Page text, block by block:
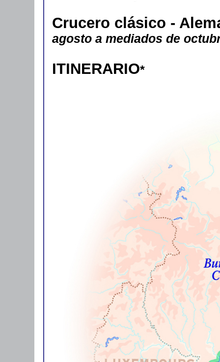
Crucero clásico -
agosto a mediados de
ITINERARIO*